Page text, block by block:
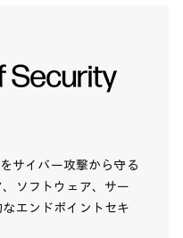
サイバー攻撃から守る
ソフトウェア、サー
エンドポイントセキ